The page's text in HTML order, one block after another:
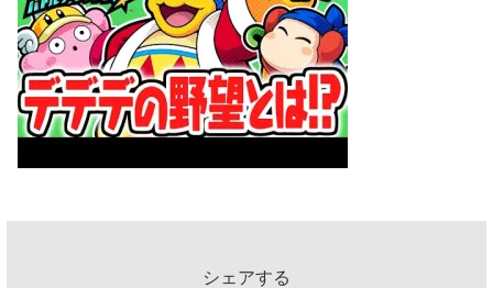
シェアする